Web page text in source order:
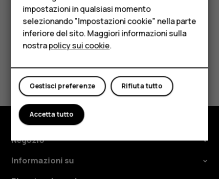
Per le imprese
Tablet
Negozio
Il mio account
selezionare la SIM.
Ti è stato d'aiuto?
Sì No
Negozio
Informazioni su
impostazioni in qualsiasi momento
selezionando "Impostazioni cookie" nella parte
inferiore del sito. Maggiori informazioni sulla
nostrapolicy sui cookie.
Rifiuta tutto
Gestisci preferenze
Accetta tutto